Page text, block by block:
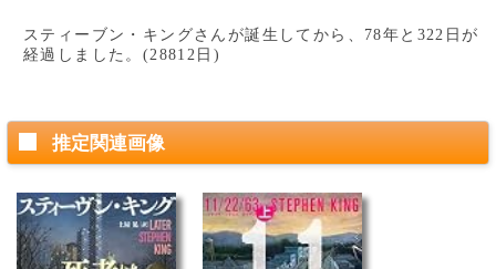
スティーブン・キングさんが誕生してから、78年と322日が
経過しました。(28812日)
推定関連画像